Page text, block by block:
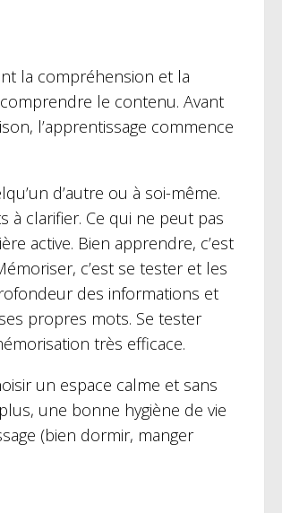
la compréhension et la
le contenu. Avant
l’apprentissage commence
d’autre ou à soi-même.
clarifier. Ce qui ne peut pas
active. Bien apprendre, c’est
c’est se tester et les
des informations et
propres mots. Se tester
très efficace.
un espace calme et sans
une bonne hygiène de vie
(bien dormir, manger